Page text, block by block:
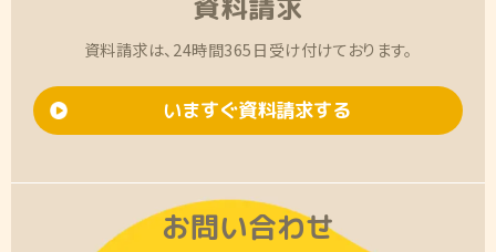
資料請求
資料請求は、24時間365日受け付けております。
いますぐ資料請求する
お問い合わせ